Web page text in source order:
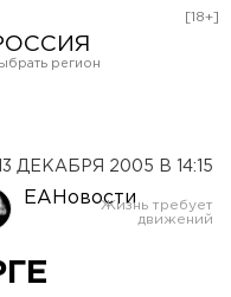
[18+]
13 ДЕКАБРЯ 2005 В 14:15
ЕАНовости